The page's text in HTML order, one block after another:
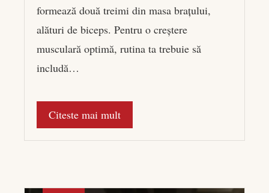
formează două treimi din masa brațului,
alături de biceps. Pentru o creștere
musculară optimă, rutina ta trebuie să
includă…
Citeste mai mult